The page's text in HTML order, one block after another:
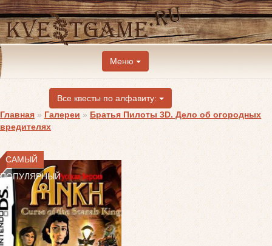
Меню
Все квесты по алфавиту:
Главная » Галереи » Братья Пилоты 3D. Дело об огородных
вредителях
САМЫЙ
ПОПУЛЯРНЫЙ